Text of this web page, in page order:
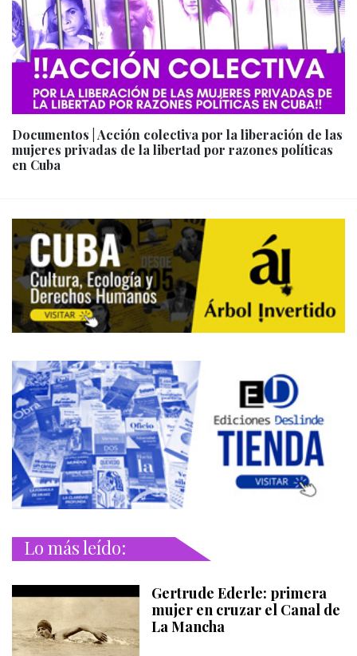
Documentos | Acción colectiva por la liberación de las
mujeres privadas de la libertad por razones políticas
en Cuba
Lo más leído:
Gertrude Ederle: primera
mujer en cruzar el Canal de
La Mancha